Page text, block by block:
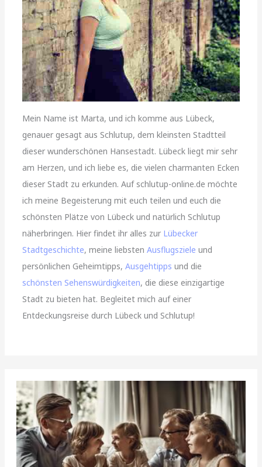
Mein Name ist Marta, und ich komme aus Lübeck,
genauer gesagt aus Schlutup, dem kleinsten Stadtteil
dieser wunderschönen Hansestadt. Lübeck liegt mir sehr
am Herzen, und ich liebe es, die vielen charmanten Ecken
dieser Stadt zu erkunden. Auf schlutup-online.de möchte
ich meine Begeisterung mit euch teilen und euch die
schönsten Plätze von Lübeck und natürlich Schlutup
näherbringen. Hier findet ihr alles zur Lübecker
Stadtgeschichte, meine liebstenAusflugsziele und
persönlichen Geheimtipps,Ausgehtipps und die
schönsten Sehenswürdigkeiten, die diese einzigartige
Stadt zu bieten hat. Begleitet mich auf einer
Entdeckungsreise durch Lübeck und Schlutup!